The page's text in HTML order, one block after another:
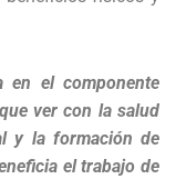
en el componente
ver con la salud
y la formación de
el trabajo de